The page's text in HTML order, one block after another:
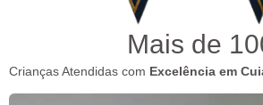
Mais de
Crianças Atendidas com Excelência em